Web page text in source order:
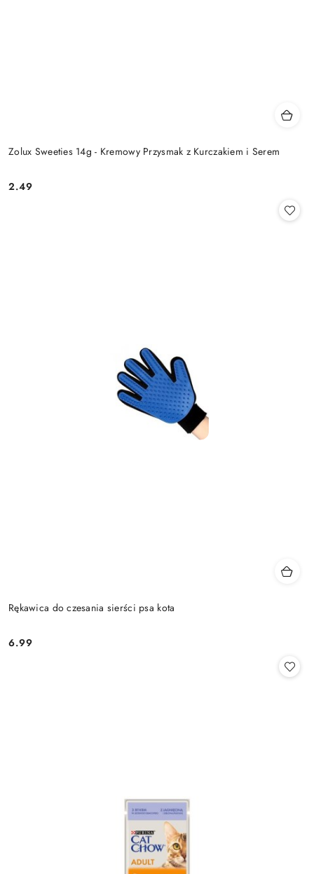
Zolux Sweeties 14g - Kremowy Przysmak z Kurczakiem i Serem
Cena:
2.49
Rękawica do czesania sierści psa kota
Cena:
6.99